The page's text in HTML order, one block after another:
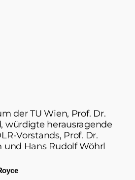
der TU Wien, Prof. Dr.
würdigte herausragende
Vorstands, Prof. Dr.
und Hans Rudolf Wöhrl